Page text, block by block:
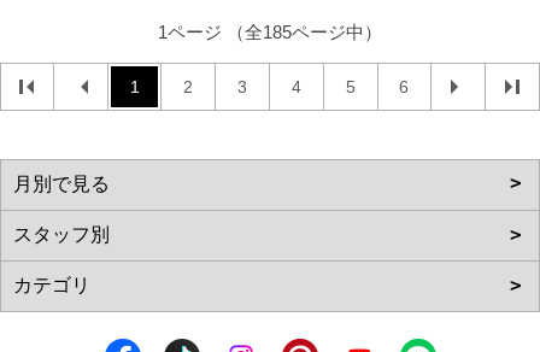
1ページ （全185ページ中）
1 2 3 4 5 6